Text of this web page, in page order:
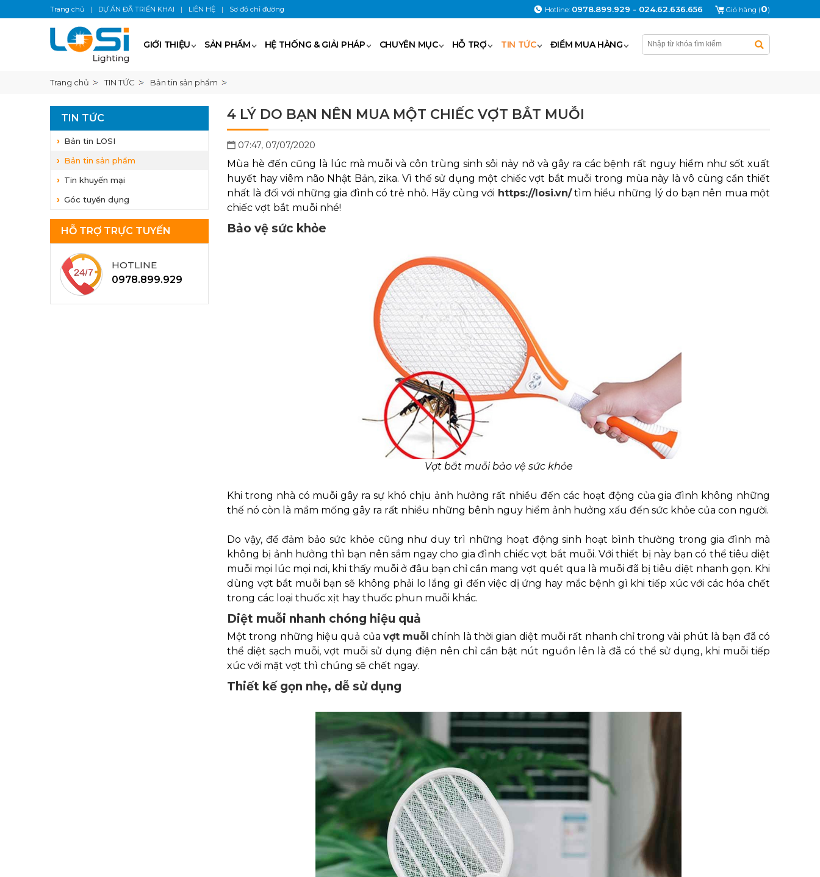
GIỚI THIỆU SẢN PHẨM HỆ THỐNG & GIẢI PHÁP CHUYÊN MỤC HỖ TRỢ TIN TỨC ĐIỂM MUA HÀNG
Trang chủ TIN TỨC Bản tin sản phẩm
TIN TỨC
Bản tin LOSI
Bản tin sản phẩm
Tin khuyến mại
Góc tuyển dụng
HỖ TRỢ TRỰC TUYẾN
HOTLINE
0978.899.929
4 LÝ DO BẠN NÊN MUA MỘT CHIẾC VỢT BẮT MUỖI
07:47, 07/07/2020
Mùa hè đến cũng là lúc mà muỗi và côn trùng sinh sôi nảy nở và gây ra các bệnh rất nguy hiểm như sốt xuất
huyết hay viêm não Nhật Bản, zika. Vì thế sử dụng một chiếc vợt bắt muỗi trong mùa này là vô cùng cần thiết
nhất là đối với những gia đình có trẻ nhỏ. Hãy cùng với https://losi.vn/tìm hiểu những lý do bạn nên mua một
chiếc vợt bắt muỗi nhé!
Bảo vệ sức khỏe
Vợt bắt muỗi bảo vệ sức khỏe
Khi trong nhà có muỗi gây ra sự khó chịu ảnh hưởng rất nhiều đến các hoạt động của gia đình không những
thế nó còn là mầm mống gây ra rất nhiều những bênh nguy hiểm ảnh hưởng xấu đến sức khỏe của con người.
Do vậy, để đảm bảo sức khỏe cũng như duy trì những hoạt động sinh hoạt bình thường trong gia đình mà
không bị ảnh hưởng thì bạn nên sắm ngay cho gia đình chiếc vợt bắt muỗi. Với thiết bị này bạn có thể tiêu diệt
muỗi mọi lúc mọi nơi, khi thấy muỗi ở đâu bạn chỉ cần mang vợt quét qua là muỗi đã bị tiêu diệt nhanh gọn. Khi
dùng vợt bắt muỗi bạn sẽ không phải lo lắng gì đến việc dị ứng hay mắc bệnh gì khi tiếp xúc với các hóa chết
trong các loại thuốc xịt hay thuốc phun muỗi khác.
Diệt muỗi nhanh chóng hiệu quả
Một trong những hiệu quả của vợt muỗi chính là thời gian diệt muỗi rất nhanh chỉ trong vài phút là bạn đã có
thể diệt sạch muỗi, vợt muỗi sử dụng điện nên chỉ cần bật nút nguồn lên là đã có thể sử dụng, khi muỗi tiếp
xúc với mặt vợt thì chúng sẽ chết ngay.
Thiết kế gọn nhẹ, dễ sử dụng
Giỏ hàng (0)
Hotline: 0978.899.929 - 024.62.636.656
Trang chủ | DỰ ÁN ĐÃ TRIỂN KHAI | LIÊN HỆ | Sơ đồ chỉ đường